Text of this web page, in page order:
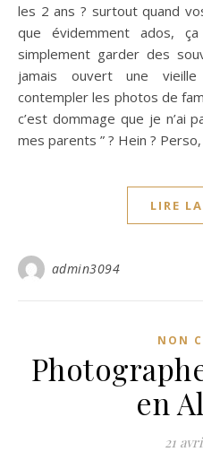
les 2 ans ? surtout quand
que évidemment ados,
simplement garder des
jamais ouvert une
contempler les photos de
c’est dommage que je n’ai
mes parents ” ? Hein ?
LIRE
admin3094
NON
en
21